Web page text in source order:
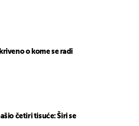
o kome se radi
četiri tisuće: Širi se